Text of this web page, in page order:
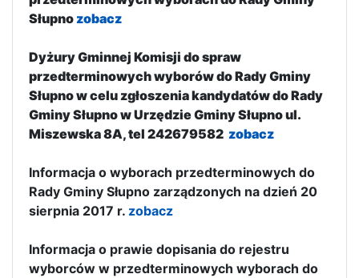
Słupnozobacz
Dyżury Gminnej Komisji do spraw
przedterminowych wyborów do Rady Gminy
Słupno w celu zgłoszenia kandydatów do Rady
Gminy Słupno w Urzędzie Gminy Słupno ul.
Miszewska 8A, tel 242679582 zobacz
Informacja o wyborach przedterminowych do
Rady Gminy Słupno zarządzonych na dzień 20
sierpnia 2017 r. zobacz
Informacja o prawie dopisania do rejestru
wyborców w przedterminowych wyborach do